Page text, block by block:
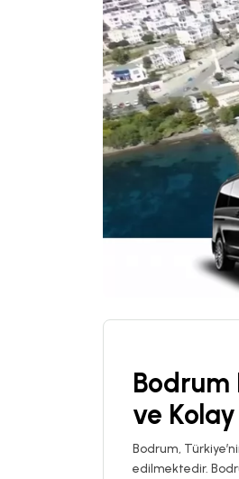
Bodrum
ve
Bodrum,
edilmektedir.